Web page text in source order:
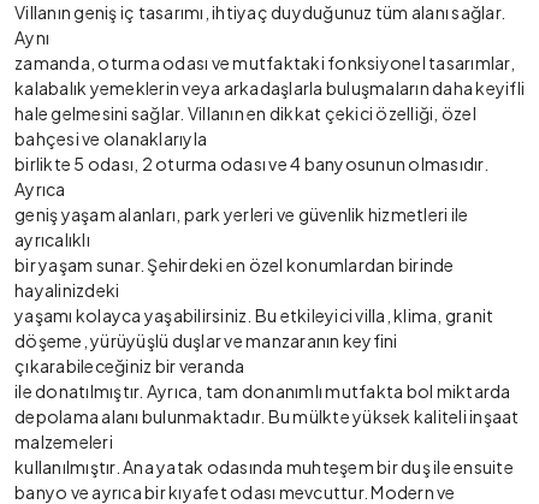
Villanın geniş iç tasarımı, ihtiyaç duyduğunuz tüm alanı sağlar.
Aynı
zamanda, oturma odası ve mutfaktaki fonksiyonel tasarımlar,
kalabalık yemeklerin veya arkadaşlarla buluşmaların daha keyifli
hale gelmesini sağlar. Villanın en dikkat çekici özelliği, özel
bahçesi ve olanaklarıyla
birlikte 5 odası, 2 oturma odası ve 4 banyosunun olmasıdır.
Ayrıca
geniş yaşam alanları, park yerleri ve güvenlik hizmetleri ile
ayrıcalıklı
bir yaşam sunar. Şehirdeki en özel konumlardan birinde
hayalinizdeki
yaşamı kolayca yaşabilirsiniz. Bu etkileyici villa, klima, granit
döşeme, yürüyüşlü duşlar ve manzaranın keyfini
çıkarabileceğiniz bir veranda
ile donatılmıştır. Ayrıca, tam donanımlı mutfakta bol miktarda
depolama alanı bulunmaktadır. Bu mülkte yüksek kaliteli inşaat
malzemeleri
kullanılmıştır. Ana yatak odasında muhteşem bir duş ile ensuite
banyo ve ayrıca bir kıyafet odası mevcuttur. Modern ve